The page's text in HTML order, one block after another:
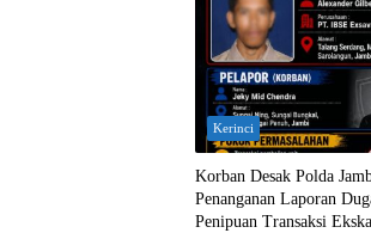
Kerinci
Korban Desak Polda
Penanganan Laporan
Penipuan Transaksi